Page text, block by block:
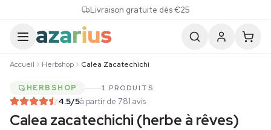
Livraison gratuite dès €25
Accueil Herbshop Calea Zacatechichi
HERBSHOP 1 PRODUITS
4.5/5à partir de 781 avis
Calea zacatechichi (herbe à rêves)